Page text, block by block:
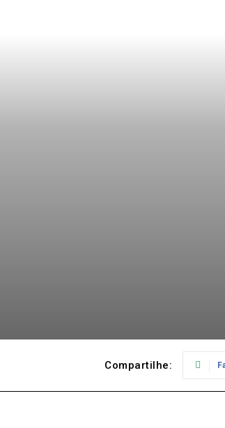
Compartilhe: